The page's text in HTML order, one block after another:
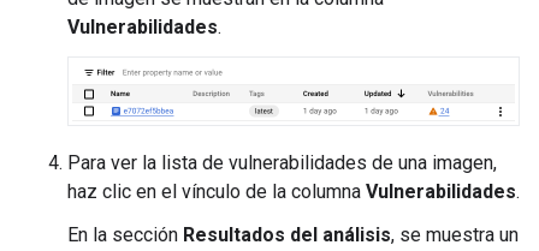
Vulnerabilidades.
Para ver la lista de vulnerabilidades de una imagen,
haz clic en el vínculo de la columna Vulnerabilidades.
En la sección Resultados del análisis, se muestra un